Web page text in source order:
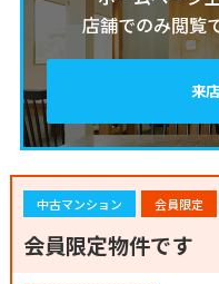
店舗でのみ閲覧
来
中古マンション 会員限定
会員限定物件です